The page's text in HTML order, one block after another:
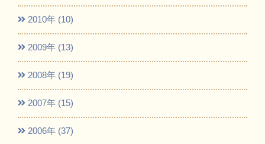
2010年 (10)
2009年 (13)
2008年 (19)
2007年 (15)
2006年 (37)